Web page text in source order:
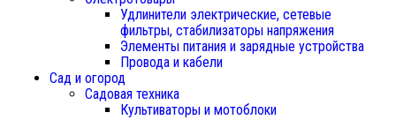
Удлинители электрические, сетевые
фильтры, стабилизаторы напряжения
Элементы питания и зарядные устройства
Провода и кабели
Сад и огород
Садовая техника
Культиваторы и мотоблоки